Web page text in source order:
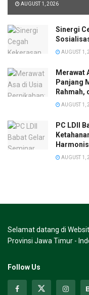
AUGUST 1, 2026
Sinergi
AUGUST 1,
Merawat
Panjang
Rahmah,
AUGUST 1,
PC LDII
Harmonis
AUGUST 1,
Selamat datang di
Provinsi Jawa Timur -
Follow Us